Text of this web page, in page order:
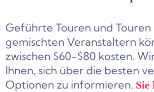
Geführte Touren und
gemischten Veranstaltern
zwischen $60-$80 kosten.
Ihnen, sich über die besten
Optionen zu informieren. Sie